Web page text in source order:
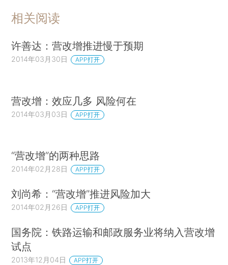
相关阅读
许善达：营改增推进慢于预期
2014年03月30日 APP打开
营改增：效应几多 风险何在
2014年03月03日 APP打开
“营改增”的两种思路
2014年02月28日 APP打开
刘尚希：“营改增”推进风险加大
2014年02月26日 APP打开
国务院：铁路运输和邮政服务业将纳入营改增
试点
2013年12月04日 APP打开